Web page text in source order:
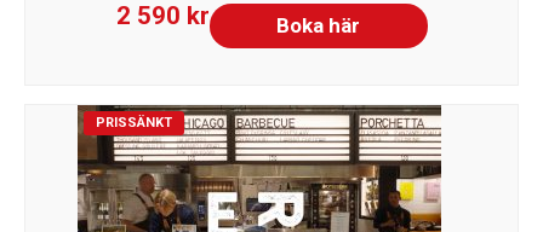
2 590 kr Boka här
PRISSÄNKT